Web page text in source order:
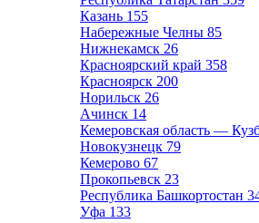
Казань 155
Набережные Челны 85
Нижнекамск 26
Красноярский край 358
Красноярск 200
Норильск 26
Ачинск 14
Кемеровская область —
Новокузнецк 79
Кемерово 67
Прокопьевск 23
Республика Башкортостан
Уфа 133